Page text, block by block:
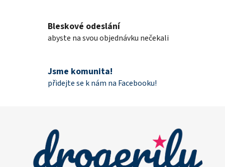
k
y
p
i
Bleskové odeslání
abyste na svou objednávku nečekali
Jsme komunita!
přidejte se k nám na Facebooku!